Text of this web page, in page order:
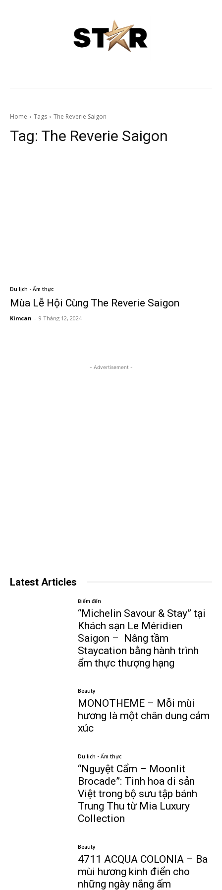
Home Tags The Reverie Saigon
Tag: The Reverie Saigon
Du lịch - Ẩm thực
Mùa Lễ Hội Cùng The Reverie Saigon
Kimcan - 9 Tháng 12, 2024
- Advertisement -
Latest Articles
Điểm đến
“Michelin Savour & Stay” tại
Khách sạn Le Méridien
Saigon – Nâng tầm
Staycation bằng hành trình
ẩm thực thượng hạng
Beauty
MONOTHEME – Mỗi mùi
hương là một chân dung cảm
xúc
Du lịch - Ẩm thực
“Nguyệt Cẩm – Moonlit
Brocade”: Tinh hoa di sản
Việt trong bộ sưu tập bánh
Trung Thu từ Mia Luxury
Collection
Beauty
4711 ACQUA COLONIA – Ba
mùi hương kinh điển cho
những ngày nắng ấm